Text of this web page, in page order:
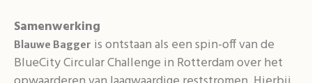
Samenwerking
Blauwe Bagger is ontstaan als een spin-off van de
BlueCity Circular Challenge in Rotterdam over het